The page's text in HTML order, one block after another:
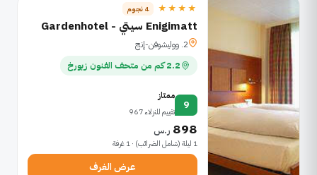
★★★★ 4 نجوم
Enigimatt سيتي - Gardenhotel
2. ووليشوفن-إنج
2.2 كم من متحف الفنون زيورخ
9
ممتاز
تقييم للنزلاء 967
898 ر.س
1 ليلة (شامل الضرائب) · 1 غرفة
عرض الغرف